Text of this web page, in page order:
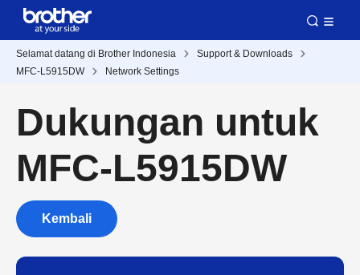
Selamat datang di Brother Indonesia
Support & Downloads
MFC-L5915DW
Network Settings
Dukungan untuk
MFC-L5915DW
Kembali